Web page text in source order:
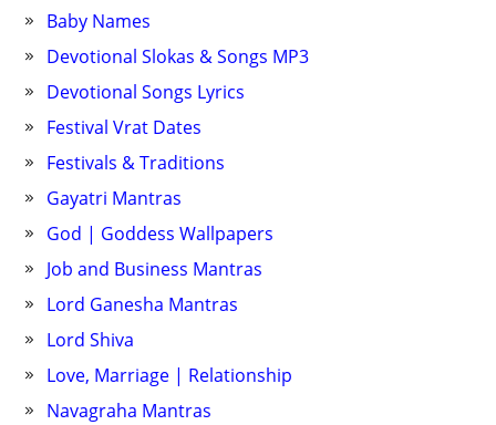
Baby Names
Devotional Slokas & Songs MP3
Devotional Songs Lyrics
Festival Vrat Dates
Festivals & Traditions
Gayatri Mantras
God | Goddess Wallpapers
Job and Business Mantras
Lord Ganesha Mantras
Lord Shiva
Love, Marriage | Relationship
Navagraha Mantras